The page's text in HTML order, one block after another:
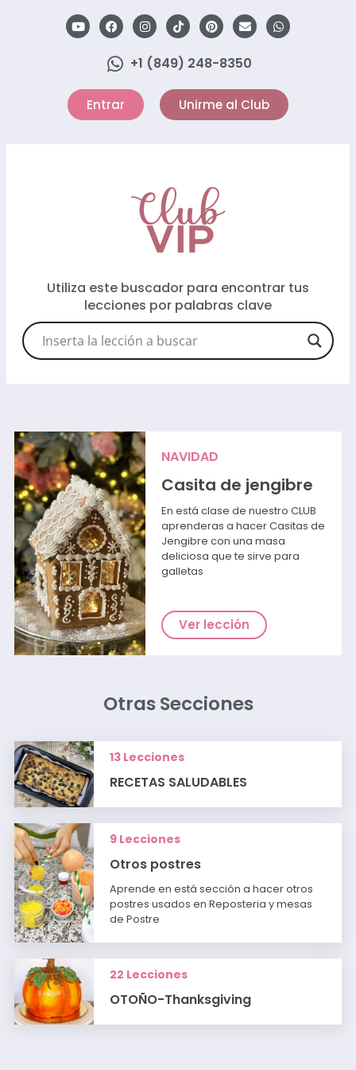
+1 (849) 248-8350
Entrar Unirme al Club
Utiliza este buscador para encontrar tus
lecciones por palabras clave
NAVIDAD
Casita de jengibre
En está clase de nuestro CLUB
aprenderas a hacer Casitas de
Jengibre con una masa
deliciosa que te sirve para
galletas
Ver lección
Otras Secciones
13 Lecciones
RECETAS SALUDABLES
9 Lecciones
Otros postres
Aprende en está sección a hacer otros
postres usados en Reposteria y mesas
de Postre
22 Lecciones
OTOÑO-Thanksgiving